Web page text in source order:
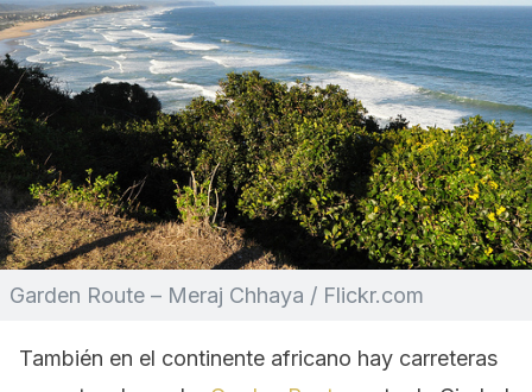
Garden Route – Meraj Chhaya / Flickr.com
También en el continente africano hay carreteras